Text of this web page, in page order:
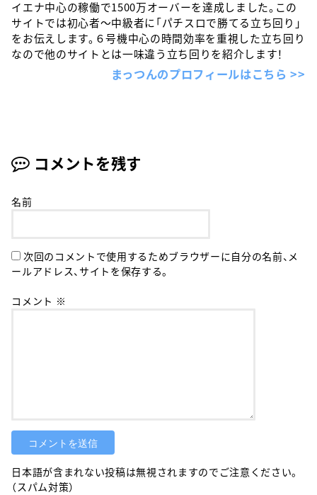
イエナ中心の稼働で1500万オーバーを達成しました。この
サイトでは初心者〜中級者に「パチスロで勝てる立ち回り」
をお伝えします。６号機中心の時間効率を重視した立ち回り
なので他のサイトとは一味違う立ち回りを紹介します！
まっつんのプロフィールはこちら >>
コメントを残す
名前
次回のコメントで使用するためブラウザーに自分の名前、メ
ールアドレス、サイトを保存する。
コメント ※
日本語が含まれない投稿は無視されますのでご注意ください。
（スパム対策）